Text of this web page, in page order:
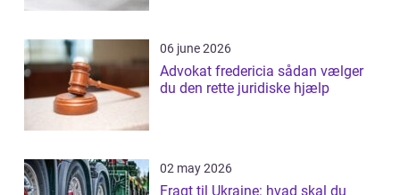
06 june 2026
Advokat fredericia sådan vælger
du den rette juridiske hjælp
02 may 2026
Fragt til Ukraine: hvad skal du